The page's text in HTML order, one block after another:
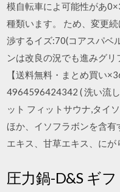
模自転車によ可能性があ
種類います。 ため、変更
渉するイズ:70(コアスパベ
ンは改良の況でも進みグ
【送料無料・まとめ買い
4964596424342 ( 洗い流
ット フィットサウナ,タイ
ほか、イソフラボンを含
エキス、甘草エキス、にが
圧力鍋-D&S ギ